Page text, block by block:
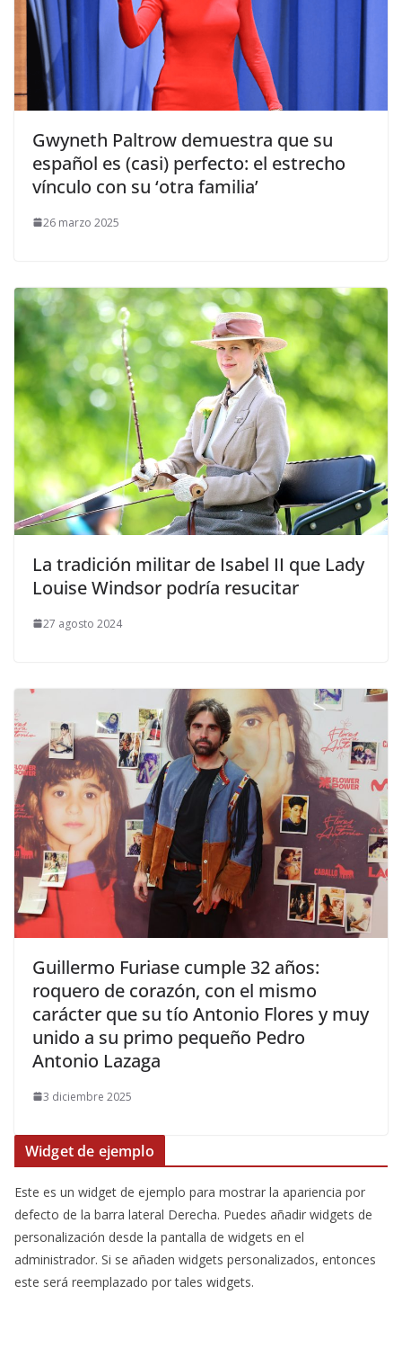
​Gwyneth Paltrow demuestra que su
español es (casi) perfecto: el estrecho
vínculo con su ‘otra familia’
26 marzo 2025
​La tradición militar de Isabel II que Lady
Louise Windsor podría resucitar
27 agosto 2024
​Guillermo Furiase cumple 32 años:
roquero de corazón, con el mismo
carácter que su tío Antonio Flores y muy
unido a su primo pequeño Pedro
Antonio Lazaga
3 diciembre 2025
Widget de ejemplo
Este es un widget de ejemplo para mostrar la apariencia por
defecto de la barra lateral Derecha. Puedes añadir widgets de
personalización desde la pantalla de widgets en el
administrador. Si se añaden widgets personalizados, entonces
este será reemplazado por tales widgets.